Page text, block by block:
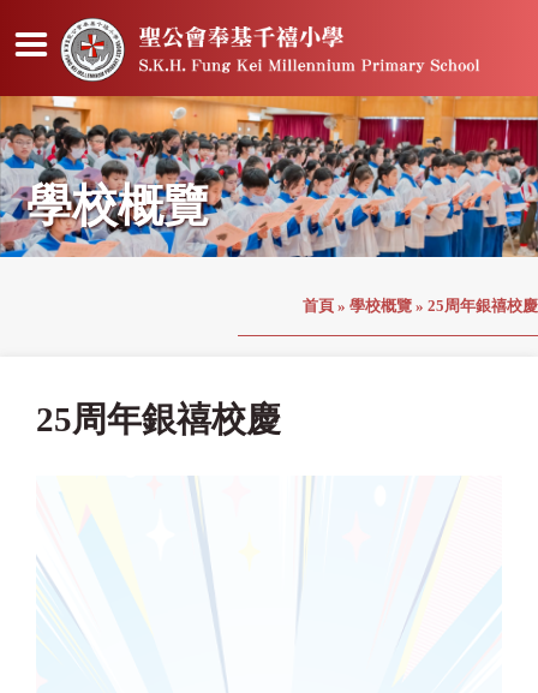
學校概覽
首頁 » 學校概覽 » 25周年銀禧校慶
25周年銀禧校慶